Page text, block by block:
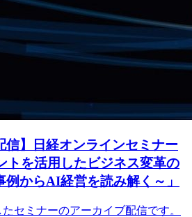
信】日経オンラインセミナー
トを活用したビジネス変革の
例からAI経営を読み解く～」
セミナーのアーカイブ配信です。